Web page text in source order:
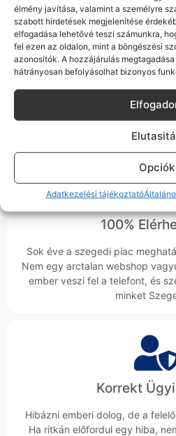
élmény javítása, valamint a személyre
szabott hirdetések megjelenítése
elfogadása lehetővé teszi számunkra,
fel ezen az oldalon, mint a böngészési
azonosítók. A hozzájárulás
hátrányosan befolyásolhat bizonyos
Opciók
Adatkezelési tájékoztató
Bizonyos esetekben gyári
alkatrészekre (pl. új
cseréljük a
Ez mindig 100%-os, tesztelt
előfordulhat az "Ismeretlen
csak a gyártó szoftveres
tökéletesen és hibátlanul teszi a
S-széria) a gyárinál rosszabb
termékleírásban külön
100%
Sok éve a szegedi piac
Nem egy arctalan webshop
ember veszi fel a telefont, és
minket
Korrekt
Hibázni emberi dolog, de a
Ha ritkán előfordul egy hiba,